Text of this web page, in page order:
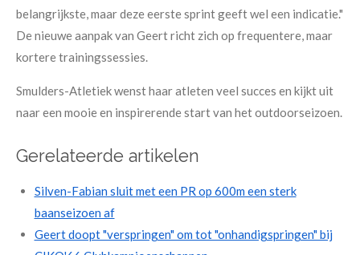
belangrijkste, maar deze eerste sprint geeft wel een indicatie."
De nieuwe aanpak van Geert richt zich op frequentere, maar
kortere trainingssessies.
Smulders-Atletiek wenst haar atleten veel succes en kijkt uit
naar een mooie en inspirerende start van het outdoorseizoen.
Gerelateerde artikelen
Silven-Fabian sluit met een PR op 600m een sterk
baanseizoen af
Geert doopt "verspringen" om tot "onhandigspringen" bij